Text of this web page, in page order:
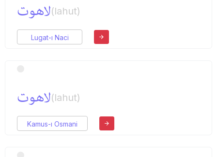
لاهوت(lahut)
Lugat-ı Naci
لاهوت(lahut)
Kamus-ı Osmani